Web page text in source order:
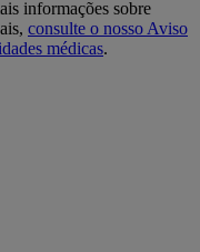
informações sobre
consulte o nosso Aviso
médicas.